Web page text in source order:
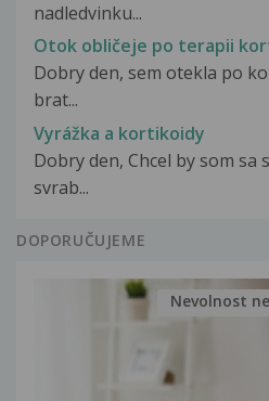
nadledvinku...
Otok obličeje po terapii
Dobry den, sem otekla po
brat...
Vyrážka a kortikoidy
Dobry den, Chcel by som sa
svrab...
DOPORUČUJEME
Nevolnost